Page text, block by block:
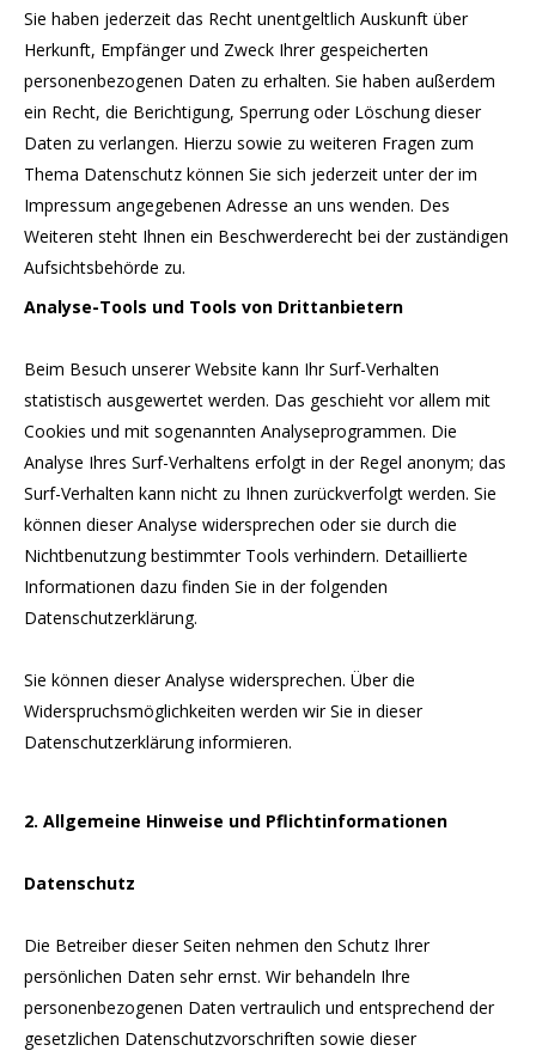
Sie haben jederzeit das Recht unentgeltlich Auskunft über
Herkunft, Empfänger und Zweck Ihrer gespeicherten
personenbezogenen Daten zu erhalten. Sie haben außerdem
ein Recht, die Berichtigung, Sperrung oder Löschung dieser
Daten zu verlangen. Hierzu sowie zu weiteren Fragen zum
Thema Datenschutz können Sie sich jederzeit unter der im
Impressum angegebenen Adresse an uns wenden. Des
Weiteren steht Ihnen ein Beschwerderecht bei der zuständigen
Aufsichtsbehörde zu.
Analyse-Tools und Tools von Drittanbietern
Beim Besuch unserer Website kann Ihr Surf-Verhalten
statistisch ausgewertet werden. Das geschieht vor allem mit
Cookies und mit sogenannten Analyseprogrammen. Die
Analyse Ihres Surf-Verhaltens erfolgt in der Regel anonym; das
Surf-Verhalten kann nicht zu Ihnen zurückverfolgt werden. Sie
können dieser Analyse widersprechen oder sie durch die
Nichtbenutzung bestimmter Tools verhindern. Detaillierte
Informationen dazu finden Sie in der folgenden
Datenschutzerklärung.
Sie können dieser Analyse widersprechen. Über die
Widerspruchsmöglichkeiten werden wir Sie in dieser
Datenschutzerklärung informieren.
2. Allgemeine Hinweise und Pflichtinformationen
Datenschutz
Die Betreiber dieser Seiten nehmen den Schutz Ihrer
persönlichen Daten sehr ernst. Wir behandeln Ihre
personenbezogenen Daten vertraulich und entsprechend der
gesetzlichen Datenschutzvorschriften sowie dieser